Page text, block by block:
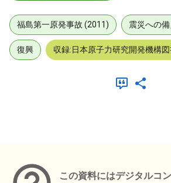
福島第一原発事故 (2011) 震災への備
復興 収録:日本原子力研究開発機構
この資料にはデジタルコ